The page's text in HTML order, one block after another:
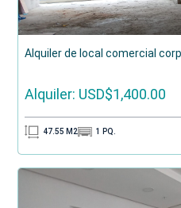
Alquiler de local comercial
Alquiler: USD$1,400.00
47.55 M2 1 PQ.